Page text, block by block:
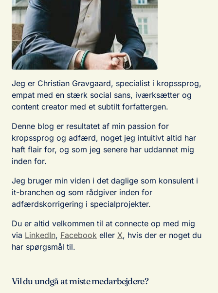
Jeg er Christian Gravgaard, specialist i kropssprog,
empat med en stærk social sans, iværksætter og
content creator med et subtilt forfattergen.
Denne blog er resultatet af min passion for
kropssprog og adfærd, noget jeg intuitivt altid har
haft flair for, og som jeg senere har uddannet mig
inden for.
Jeg bruger min viden i det daglige som konsulent i
it-branchen og som rådgiver inden for
adfærdskorrigering i specialprojekter.
Du er altid velkommen til at connecte op med mig
via LinkedIn, Facebook eller X, hvis der er noget du
har spørgsmål til.
Vil du undgå at miste medarbejdere?